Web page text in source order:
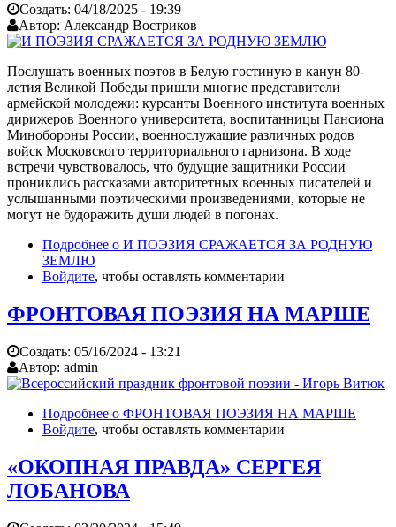
Создать: 04/18/2025 - 19:39
Автор: Александр Востриков
Послушать военных поэтов в Белую гостиную в канун 80-
летия Великой Победы пришли многие представители
армейской молодежи: курсанты Военного института военных
дирижеров Военного университета, воспитанницы Пансиона
Минобороны России, военнослужащие различных родов
войск Московского территориального гарнизона. В ходе
встречи чувствовалось, что будущие защитники России
прониклись рассказами авторитетных военных писателей и
услышанными поэтическими произведениями, которые не
могут не будоражить души людей в погонах.
Подробнее о И ПОЭЗИЯ СРАЖАЕТСЯ ЗА РОДНУЮ
ЗЕМЛЮ
Войдите, чтобы оставлять комментарии
ФРОНТОВАЯ ПОЭЗИЯ НА МАРШЕ
Создать: 05/16/2024 - 13:21
Автор: admin
Подробнее о ФРОНТОВАЯ ПОЭЗИЯ НА МАРШЕ
Войдите, чтобы оставлять комментарии
«ОКОПНАЯ ПРАВДА» СЕРГЕЯ
ЛОБАНОВА